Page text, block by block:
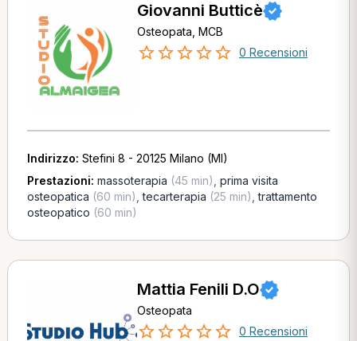
Giovanni Butticè
Osteopata, MCB
0 Recensioni
Indirizzo: Stefini 8 - 20125 Milano (MI)
Prestazioni: massoterapia (45 min) prima visita
osteopatica (60 min) ,tecarterapia (25 min) ,trattamento
osteopatico (60 min)
Mattia Fenili D.O
Osteopata
0 Recensioni